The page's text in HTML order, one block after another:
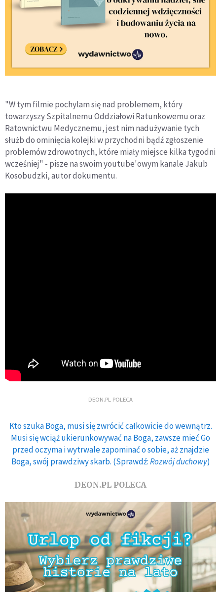
"W tym filmie pochylam się nad problemem, który
towarzyszy Szpitalnemu Oddziałowi Ratunkowemu oraz
Ratownictwu Medycznemu, jest nim nadużywanie tych
służb do ominięcia kolejki w przychodni bądź zgłoszenie
problemów zdrowotnych, które miały miejsce kilka tygodni
wcześniej" - pisze na swoim youtube'owym kanale Jakub
Kosobudzki, autor dokumentu.
DEON.PL POLECA
Kto szuka Boga, musi się zwrócić całkowicie do wewnątrz.
Musi się wciąż ukierunkowywać na Boga, zawsze mieć Go
przed oczyma i wytrwale zapominać o sobie, aż znajdzie
Boga, swój prawdziwy skarb. (Sprawdź:Rozwój duchowy)
DEON.PL POLECA